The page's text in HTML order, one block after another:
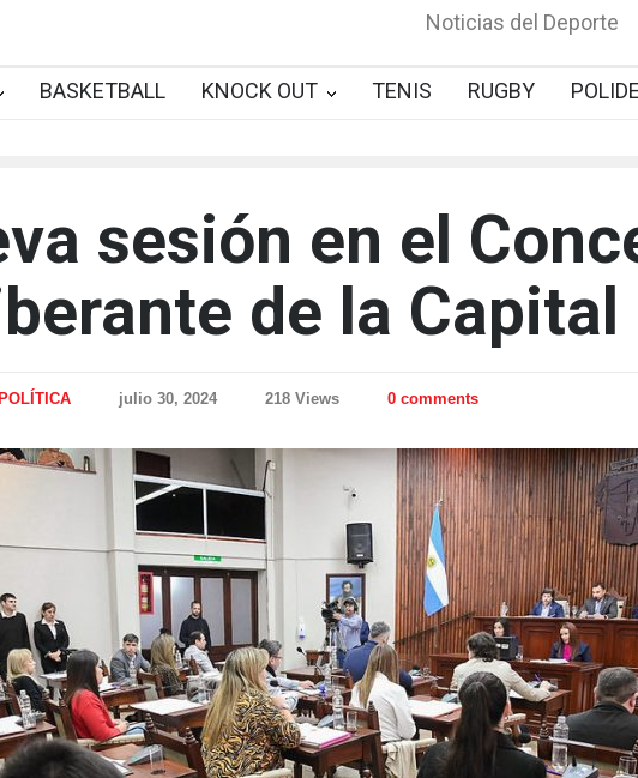
Noticias del Deporte
BASKETBALL KNOCK OUT TENIS RUGBY
sesión en el
de la Capital
POLÍTICA julio 30, 2024 218 Views 0 comments